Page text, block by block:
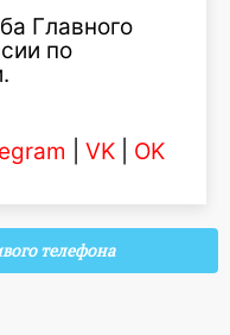
Главного
по
VK OK
телефона